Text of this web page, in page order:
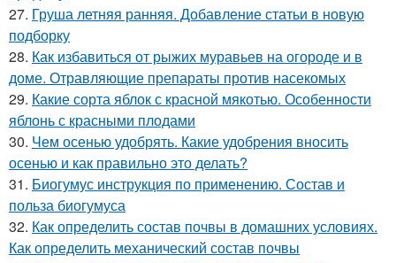
27. Груша летняя ранняя. Добавление статьи в новую
подборку
28. Как избавиться от рыжих муравьев на огороде и в
доме. Отравляющие препараты против насекомых
29. Какие сорта яблок с красной мякотью. Особенности
яблонь с красными плодами
30. Чем осенью удобрять. Какие удобрения вносить
осенью и как правильно это делать?
31. Биогумус инструкция по применению. Состав и
польза биогумуса
32. Как определить состав почвы в домашних условиях.
Как определить механический состав почвы